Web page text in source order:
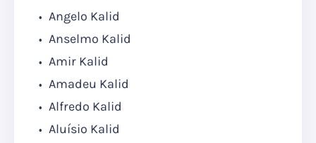
Angelo Kalid
Anselmo Kalid
Amir Kalid
Amadeu Kalid
Alfredo Kalid
Aluísio Kalid